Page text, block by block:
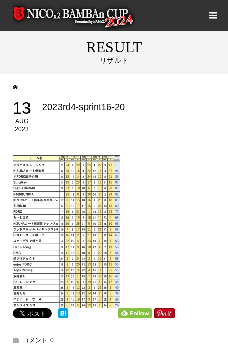
RESULT
リザルト
13
AUG
2023
2023rd4-sprint16-20
コメント: 0